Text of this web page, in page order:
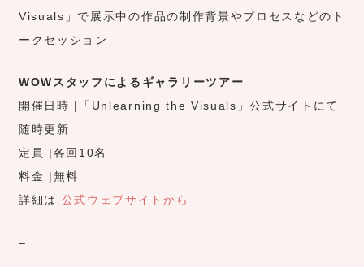
Visuals」で展示中の作品の制作背景やプロセスなどのト
ークセッション
WOWスタッフによるギャラリーツアー
開催日時 |「Unlearning the Visuals」公式サイトにて
随時更新
定員 |各回10名
料金 |無料
詳細は 公式ウェブサイトから
–